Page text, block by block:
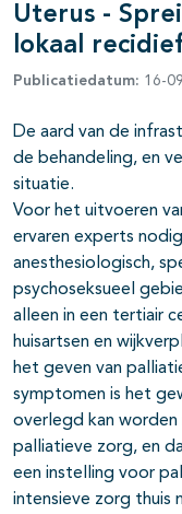
open- en
Uterus -
lokaal
Publicatiedatum: 16-
De aard van de
de behandeling, en
situatie.
Voor het uitvoeren
ervaren experts
anesthesiologisch,
psychoseksueel
alleen in een tertiair
huisartsen en
het geven van
symptomen is het
overlegd kan
palliatieve zorg, en
een instelling voor
intensieve zorg thuis